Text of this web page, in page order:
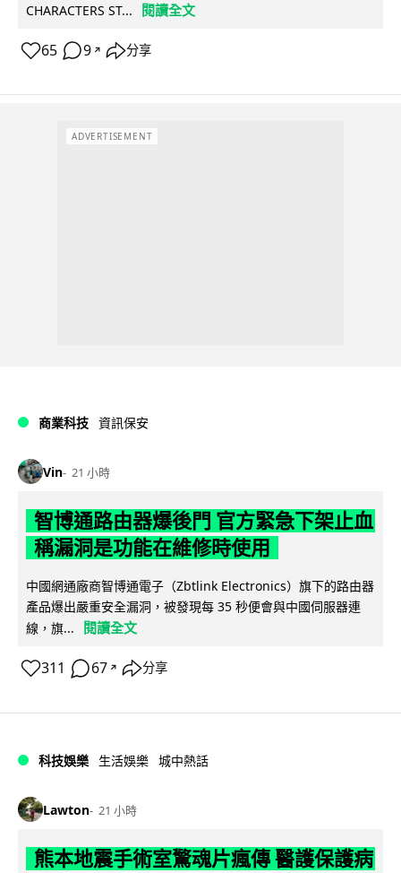
CHARACTERS ST... 閱讀全文
65 9 ↗ 分享
ADVERTISEMENT
商業科技 資訊保安
Vin 21 小時
智博通路由器爆後門 官方緊急下架止血
稱漏洞是功能在維修時使用
中國網通廠商智博通電子（Zbtlink Electronics）旗下的路由器
產品爆出嚴重安全漏洞，被發現每 35 秒便會與中國伺服器連
線，旗...
閱讀全文
311 67 ↗ 分享
科技娛樂 生活娛樂 城中熱話
Lawton 21 小時
熊本地震手術室驚魂片瘋傳 醫護保護病